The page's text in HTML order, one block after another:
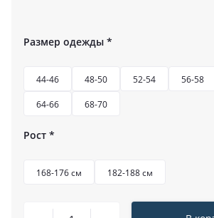
Размер одежды *
44-46 48-50 52-54 56-58
64-66 68-70
Рост *
168-176 см 182-188 см